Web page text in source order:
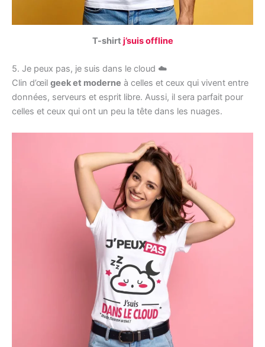
T-shirt j’suis offline
5. Je peux pas, je suis dans le cloud ☁️
Clin d’œil geek et moderne à celles et ceux qui vivent entre
données, serveurs et esprit libre. Aussi, il sera parfait pour
celles et ceux qui ont un peu la tête dans les nuages.